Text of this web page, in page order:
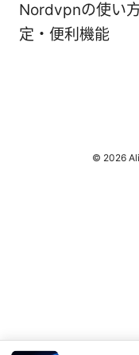
Nordvpnの使い
定・便利機能
© 2026